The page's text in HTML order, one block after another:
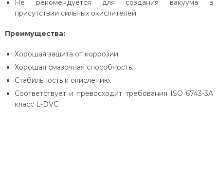
Не рекомендуется для создания вакуума в
присутствии сильных окислителей.
Преимущества:
Хорошая защита от коррозии.
Хорошая смазочная способность.
Стабильность к окислению.
Соответствует и превосходит требования ISO 6743-3A
класс L-DVC.